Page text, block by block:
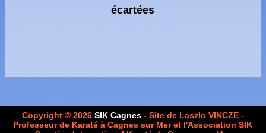
écartées
Copyright © 2026 SIK Cagnes- Site de Laszlo VINCZE -
Professeur de Karaté à Cagnes sur Mer et l'Association SIK